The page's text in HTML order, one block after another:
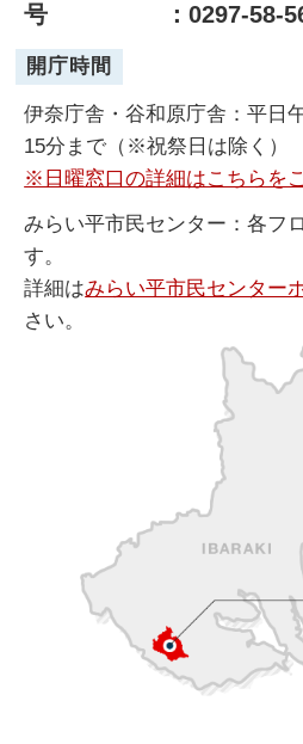
号
：0297-58-
開庁時間
伊奈庁舎・谷和原庁舎：平日
15分まで（※祝祭日は除く）
※日曜窓口の詳細はこちらを
みらい平市民センター：各フ
す。
詳細はみらい平市民センター
さい。